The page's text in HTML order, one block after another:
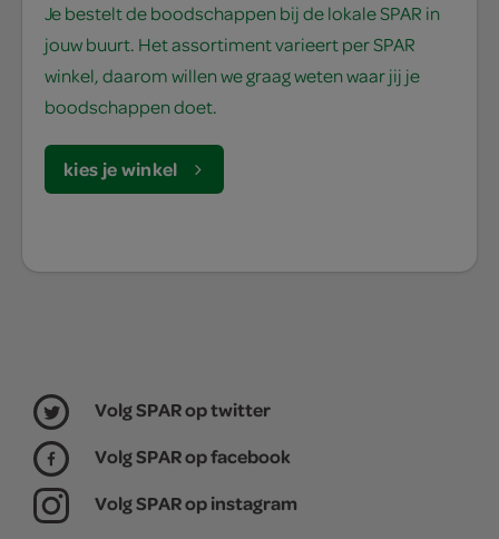
Je bestelt de boodschappen bij de lokale SPAR in
jouw buurt. Het assortiment varieert per SPAR
winkel, daarom willen we graag weten waar jij je
boodschappen doet.
kies je winkel
Volg SPAR op twitter
Volg SPAR op facebook
Volg SPAR op instagram